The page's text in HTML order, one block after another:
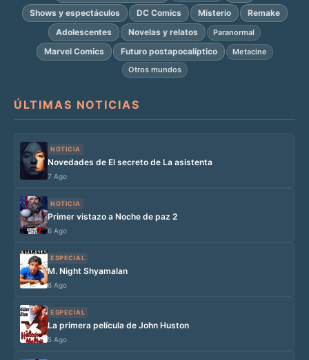
Shows y espectáculos
DC Comics Misterio
Remake
Adolescentes
Novelas y relatos Paranormal
Marvel Comics Futuro postapocalíptico
Metacine
Otros mundos
ÚLTIMAS NOTICIAS
NOTICIA
Novedades de El secreto de La asistenta
7 Ago
NOTICIA
Primer vistazo a Noche de paz 2
6 Ago
ESPECIAL
M. Night Shyamalan
6 Ago
ESPECIAL
La primera película de John Huston
5 Ago